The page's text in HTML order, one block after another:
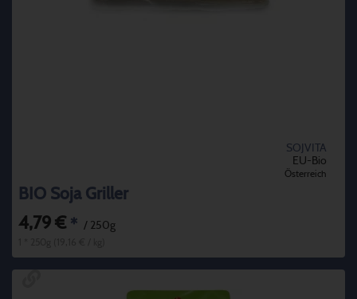
SOJVITA
EU-Bio
Österreich
BIO Soja Griller
4,79 € * / 250g